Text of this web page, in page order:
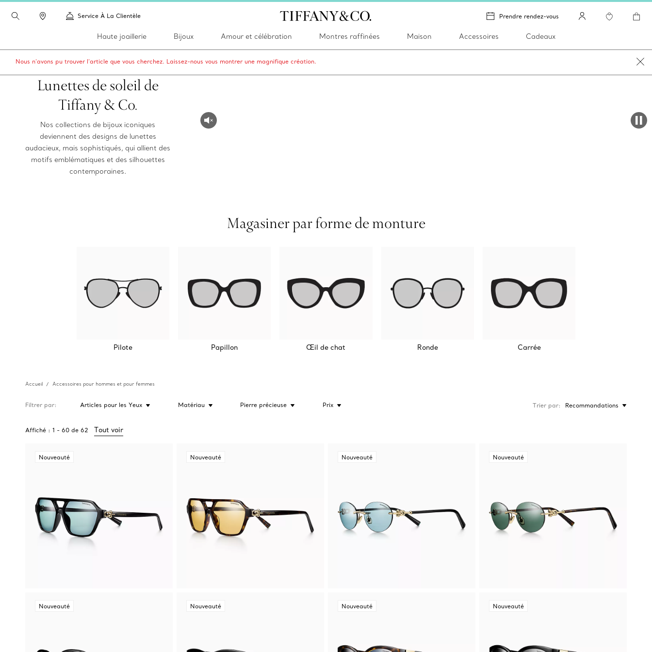
Service À La Clientèle Prendre rendez-vous
Haute joaillerie Bijoux Amour et célébration Montres raffinées Maison Accessoires Cadeaux
Nous n’avons pu trouver l’article que vous cherchez. Laissez-nous vous montrer une magnifique création.
Lunettes de soleil de
Tiffany & Co.
Nos collections de bijoux iconiques
deviennent des designs de lunettes
audacieux, mais sophistiqués, qui allient des
motifs emblématiques et des silhouettes
contemporaines.
Magasiner par forme de monture
Pilote Papillon Œil de chat Ronde Carrée
Accueil Accessoires pour hommes et pour femmes
Filtrer par Articles pour les Yeux Matériau Pierre précieuse Prix
Affiché : 1 - 60 de 62 Tout voir
Trier par Recommandations
Nouveauté Nouveauté Nouveauté Nouveauté
Nouveauté Nouveauté Nouveauté Nouveauté